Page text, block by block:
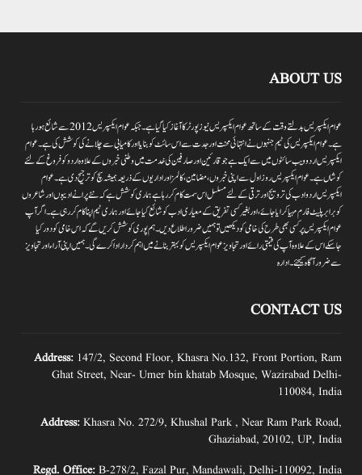
ABOUT US
عوام ایکسپریس بدلتے وقت کے ساتھ عوام ایکسپریس نیوز پورٹر کا آغاز کیا گیا ہے۔جبکہ عوام ایکسپریس 2012سے شائع ہورہا
ہے۔ عوام ایکسپریس کی ٹیم جنہوں نے انتہائی محنت اور جدت سے اس سائٹ کو بنایا اور کامیابی سے چلانے کی کوشش کی ہے۔عوام
ایکسپریس اردو ویب سائٹوں میں سے ایک ہے جو قارئین اور صارفین کی خدمت میں وطنی خبروں کے علاوہ اردو کو فروغ کے لئے
کوشاں ہے۔عوام ایکسپریس روز اول سے اپنی خبروں ،مضامین ،کالمز اور اداریوں کے ذریعہ ہمیشہ سچ کو ترجیح دی ہے۔عوام
ایکسپریس اردو ادب کی ترویج اور ترقی کے لئے مسلسل اس سمت کام کر رہا ہے ہماری کوشش ہے کہ نئے پرانے ادیبوں اور شاعروں
کو برابر پلیٹ فارم مہیا کرایا جائے،اور بغیر کسی تفریق کے معیاری ادب کو شائع کیا جائے اور ہماری ٹیم اپنا کام کر رہی ہے۔اگر آپ
عوام ایکسپریس پر کسی بھی طرح کی خامی کو دیکھیں تو ہمیں ضرور اطلاع دیں۔ہم پوری کوشش کریں گے کہ اس خامی کو دور کیا
جاسکے اس کے علاوہ آپ کی قیمتی رائے اور تجاویز عوام ایکسپریس کو بہتر بنانے میں اہم کردار اداکرے گی۔ہمیں اپنی آراءاور تجاویز
سے ضرور آگاہ کیجئے۔ ادارہ
CONTACT US
Address: 147/2, Second Floor, Khasra No.132, Front Portion, Ram
Ghat Street, Near- Umer bin khatab Mosque, Wazirabad Delhi-
110084, India
Address: Khasra No. 272/9, Khushal Park , Near Ram Park Road,
Ghaziabad, 20102, UP, India
Regd. Office: B-278/2, Fazal Pur, Mandawali, Delhi-110092, India